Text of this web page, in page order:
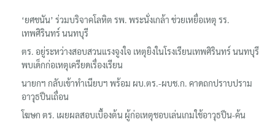
‘ยศชนัน’ ร่วมบริจาคโลหิต รพ. พระนั่งเกล้า ช่วยเหยื่อเหตุ รร.
เทพศิรินทร์ นนทบุรี
ตร. อยู่ระหว่างสอบสวนแรงจูงใจ เหตุยิงในโรงเรียนเทพศิรินทร์ นนทบุรี
พบเด็กก่อเหตุเครียดเรื่องเรียน
นายกฯ กลับเข้าทำเนียบฯ พร้อม ผบ.ตร.-ผบช.ก. คาดถกปราบปราม
อาวุธปืนเถื่อน
โฆษก ตร. เผยผลสอบเบื้องต้น ผู้ก่อเหตุชอบเล่นเกมใช้อาวุธปืน-ค้น